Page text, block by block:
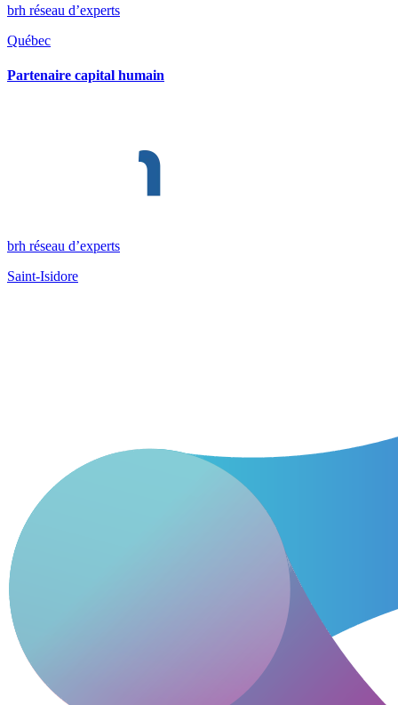
brh réseau d’experts
Québec
Partenaire capital humain
brh réseau d’experts
Saint-Isidore